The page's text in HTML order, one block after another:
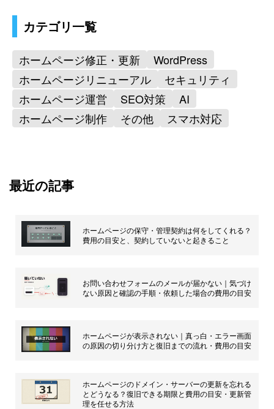
カテゴリ一覧
ホームページ修正・更新
WordPress
ホームページリニューアル
セキュリティ
ホームページ運営
SEO対策
AI
ホームページ制作
その他 スマホ対応
最近の記事
ホームページの保守・管理契約は何をしてくれる？
費用の目安と、契約していないと起きること
お問い合わせフォームのメールが届かない｜気づけ
ない原因と確認の手順・依頼した場合の費用の目安
ホームページが表示されない｜真っ白・エラー画面
の原因の切り分け方と復旧までの流れ・費用の目安
ホームページのドメイン・サーバーの更新を忘れる
とどうなる？復旧できる期限と費用の目安・更新管
理を任せる方法